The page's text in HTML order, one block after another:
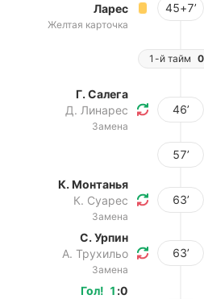
Ларес
Желтая карточка
45+7’
1-й тайм
Г. Салега
Д. Линарес
Замена
46’
57’
К. Монтанья
К. Суарес
Замена
63’
С. Урпин
А. Трухильо
Замена
63’
Гол! 1 :0